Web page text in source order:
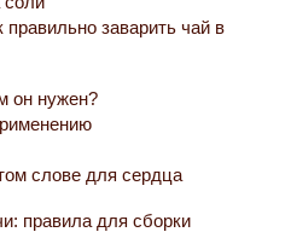
заварить чай в
он нужен?
слове для сердца
правила для сборки